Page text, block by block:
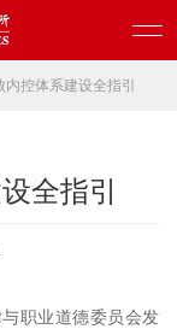
控体系建设全指引
全指引
职业道德委员会发